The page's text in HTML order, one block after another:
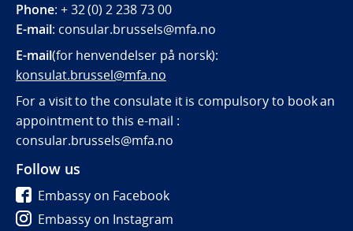
Phone: + 32 (0) 2 238 73 00
E-mail: consular.brussels@mfa.no
E-mail(for henvendelser på norsk):
konsulat.brussel@mfa.no
For a visit to the consulate it is compulsory to book an
appointment to this e-mail :
consular.brussels@mfa.no
Follow us
Embassy on Facebook
Embassy on Instagram